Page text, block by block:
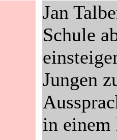
Jan
Schule
Jungen
in einem